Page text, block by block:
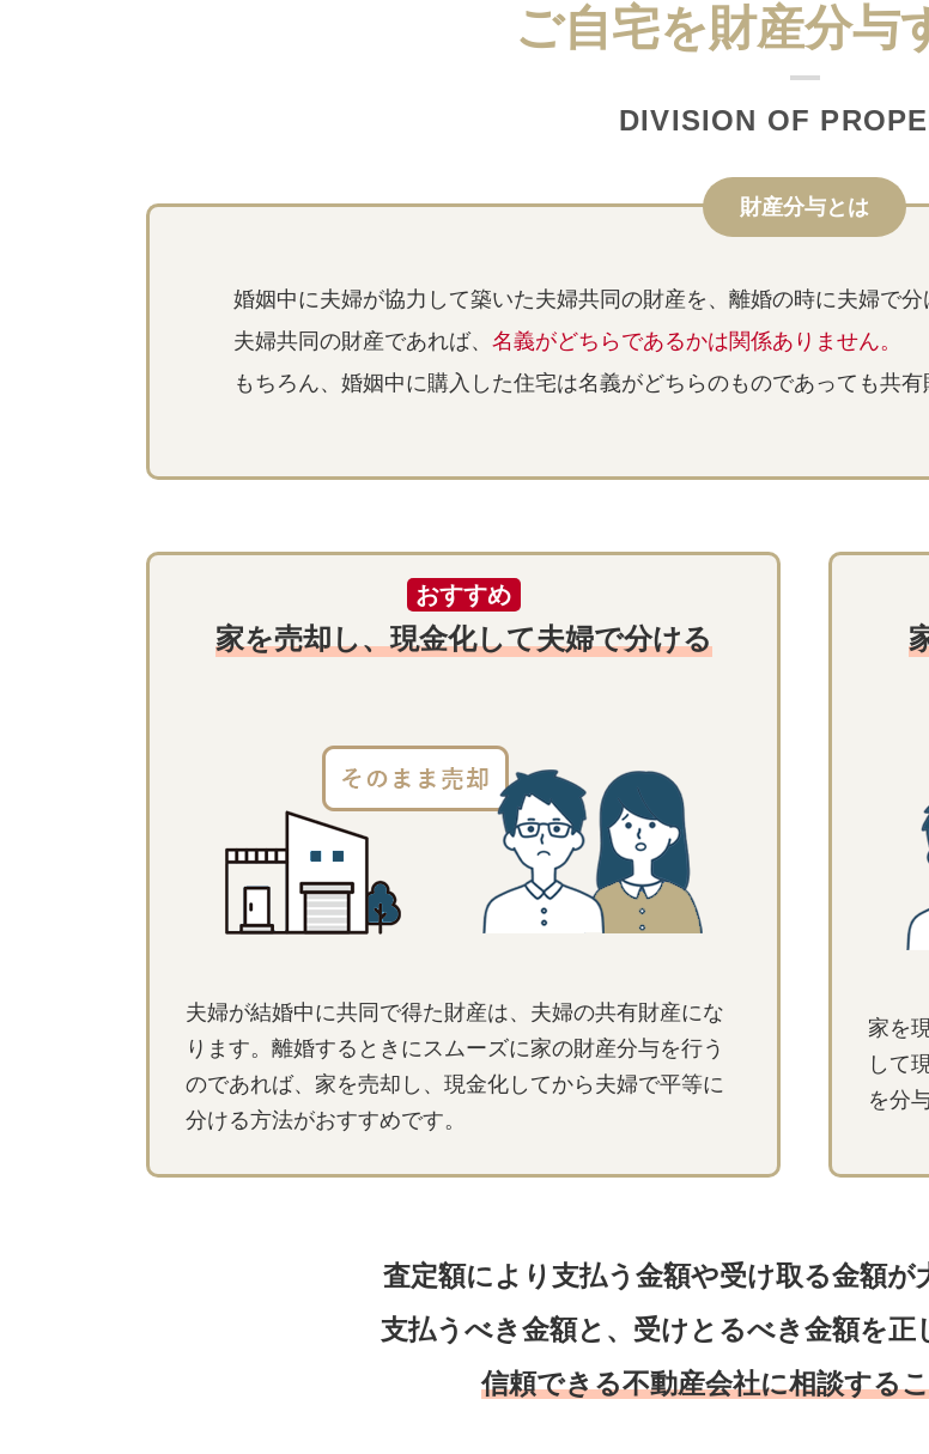
ご自宅を財産分与
DIVISION OF
財産分与とは
婚姻中に夫婦が協力して築いた夫婦共同の財産を、離婚の時に夫婦で分
夫婦共同の財産であれば、 名義がどちらであるかは関係ありません。
もちろん、婚姻中に購入した住宅は名義がどちらのものであっても共
家を売却し、現金化して夫婦で分ける
夫婦が結婚中に共同で得た財産は、夫婦の共有財産にな
ります。離婚するときにスムーズに家の財産分与を行う
のであれば、家を売却し、現金化してから夫婦で平等に
分ける方法がおすすめです。
家を
して
を分
査定額により支払う金額や受け取る金額が
支払うべき金額と、受けとるべき金額を正
信頼できる不動産会社に相談する